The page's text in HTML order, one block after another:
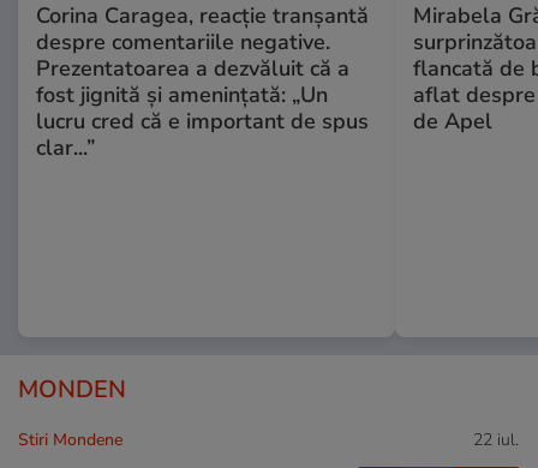
Corina Caragea, reacție tranșantă
despre comentariile negative.
Prezentatoarea a dezvăluit că a
fost jignită și amenințată: „Un
lucru cred că e important de spus
clar...”
Mirabela
flancată de
aflat
de Apel
MONDEN
Stiri Mondene 22 iul.